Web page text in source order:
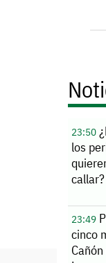
23:50
los
callar?
23:49
cinco